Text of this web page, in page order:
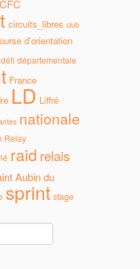
CFC
circuits_libres club
d'orientation
défi départementale
France
LD Liffré
nationale
Relay
raid relais
Aubin du
sprint stage